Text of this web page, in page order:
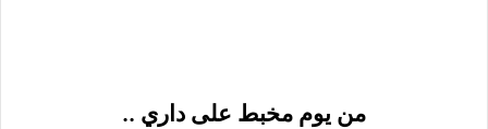
من يوم مخبط على داري ..